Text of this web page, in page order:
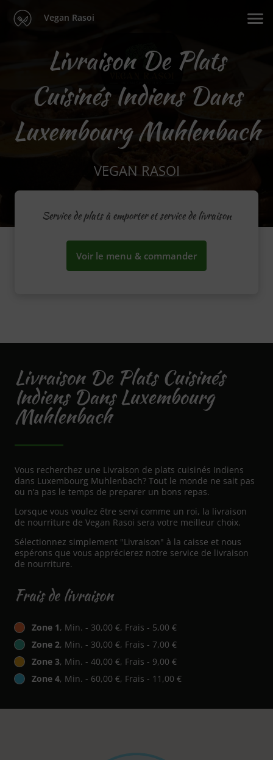
Vegan Rasoi
Livraison De Plats
Cuisinés Indiens Dans
Luxembourg Muhlenbach
VEGAN RASOI
Service de plats à emporter et service de livraison
Voir le menu & commander
Livraison De Plats Cuisinés
Indiens Dans Luxembourg
Muhlenbach
Vous recherchez une Livraison de plats cuisinés Indiens
dans Luxembourg Muhlenbach? Tout le monde ne sait pas
ou n’a pas le temps de preparer un bons repas.
Lorsque vous voulez être servi comme un roi, la livraison
de nourriture de Vegan Rasoi sera votre meilleur choix.
Sélectionnez simplement "Livraison" à la caisse et nous
espérons que vous apprécierez notre service de livraison
de nourriture.
Frais de livraison
Zone 1, Min. - 30,00 €, Frais - 5,00 €
Zone 2, Min. - 30,00 €, Frais - 7,00 €
Zone 3, Min. - 40,00 €, Frais - 9,00 €
Zone 4, Min. - 60,00 €, Frais - 11,00 €